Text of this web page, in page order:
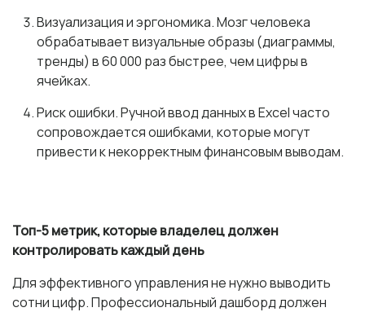
Визуализация и эргономика. Мозг человека
обрабатывает визуальные образы (диаграммы,
тренды) в 60 000 раз быстрее, чем цифры в
ячейках.
Риск ошибки. Ручной ввод данных в Excel часто
сопровождается ошибками, которые могут
привести к некорректным финансовым выводам.
Топ-5 метрик, которые владелец должен
контролировать каждый день
Для эффективного управления не нужно выводить
сотни цифр. Профессиональный дашборд должен